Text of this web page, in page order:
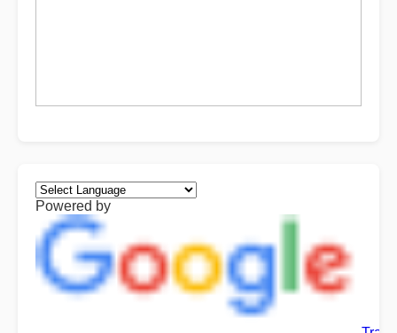
Powered by